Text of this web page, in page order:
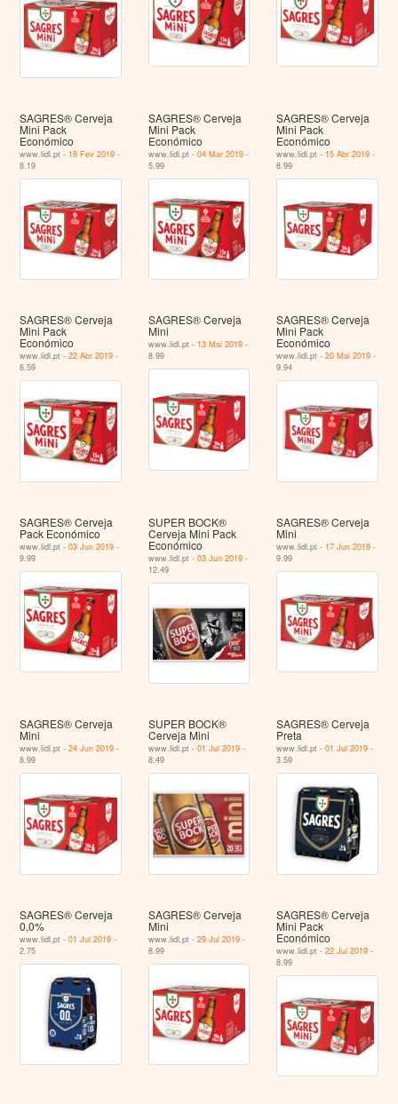
SAGRES® Cerveja
Mini Pack
Económico
www.lidl.pt - 18 Fev 2019 -
8.19
SAGRES® Cerveja
Mini Pack
Económico
www.lidl.pt - 04 Mar 2019-
5.99
SAGRES® Cerveja
Mini Pack
Económico
www.lidl.pt - 15 Abr 2019 -
8.99
SAGRES® Cerveja
Mini Pack
Económico
www.lidl.pt -22 Abr 2019 -
6.59
SAGRES® Cerveja
Mini
www.lidl.pt - 13 Mai 2019-
8.99
SAGRES® Cerveja
Mini Pack
Económico
www.lidl.pt -20 Mai 2019 -
9.94
SAGRES® Cerveja
Pack Económico
www.lidl.pt -03 Jun 2019 -
9.99
SUPER BOCK®
Cerveja Mini Pack
Económico
www.lidl.pt - 03 Jun 2019-
12.49
SAGRES® Cerveja
Mini
www.lidl.pt - 17 Jun 2019 -
9.99
SAGRES® Cerveja
Mini
www.lidl.pt -24 Jun 2019 -
8.99
SUPER BOCK®
Cerveja Mini
www.lidl.pt - 01 Jul 2019-
8.49
SAGRES® Cerveja
Preta
www.lidl.pt -01 Jul 2019 -
3.59
SAGRES® Cerveja
0,0%
www.lidl.pt -01 Jul 2019 -
2.75
SAGRES® Cerveja
Mini
www.lidl.pt - 29 Jul 2019-
8.99
SAGRES® Cerveja
Mini Pack
Económico
www.lidl.pt -22 Jul 2019 -
8.99